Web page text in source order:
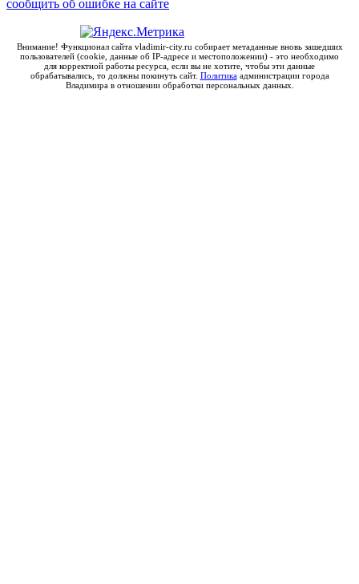
сообщить об ошибке на сайте
Внимание! Функционал сайта vladimir-city.ru собирает метаданные вновь зашедших
пользователей (cookie, данные об IP-адресе и местоположении) - это необходимо
для корректной работы ресурса, если вы не хотите, чтобы эти данные
обрабатывались, то должны покинуть сайт. Политикаадминистрации города
Владимира в отношении обработки персональных данных.